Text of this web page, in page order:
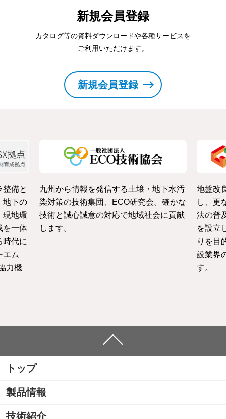
新規会員登録
カタログ等の資料ダウンロードや各種サービスを
ご利用いただけます。
新規会員登録
備と
地下の
現地環
を一体
時代に
エム
力機
九州から情報を発信する土壌・地下水汚
染対策の技術集団、ECO研究会。確かな
技術と誠心誠意の対応で地域社会に貢献
します。
地盤改
し、更
法の普
を設立
りを目
設業界
す。
トップ
製品情報
技術紹介